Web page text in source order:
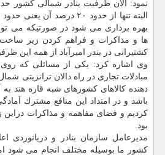
البته تنها از حدود ۲۰ درصد
بهره برداری می شود در صورتیكه می
ها و مذاكرات و فراهم كردن زیر
كشتیرانی در بندر امیرآباد از همه این
وی اشاره كرد: یكی از مسائلی كه روی
مبادلات تجاری در راه دالان ترانزیتی
دهنده كالاهای كشورهای شبه قاره هند به
باشد و در امتداد این منافع مشترك
كردیم و فضای مفاهمه و مذاكرات دراین
بود.
مدیرعامل سازمان بنادر و دریانوردی
كشور ما بوسیله مختلف انجام می شود